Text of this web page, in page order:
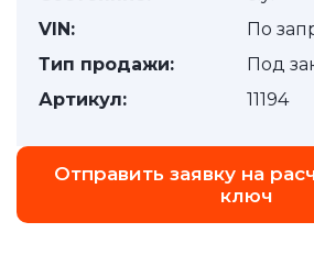
VIN:
По
Тип продажи:
Под
Артикул:
11194
Отправить заявку на
ключ